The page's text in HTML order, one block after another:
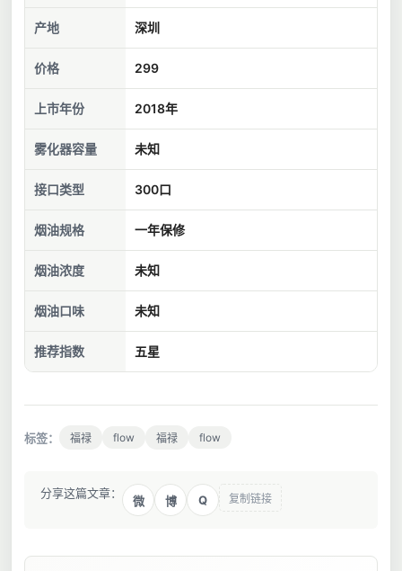
产地 深圳
价格 299
上市年份 2018年
雾化器容量 未知
接口类型 300口
烟油规格 一年保修
烟油浓度 未知
烟油口味 未知
推荐指数 五星
标签： 福禄 flow 福禄 flow
分享这篇文章：
微 博 Q 复制链接